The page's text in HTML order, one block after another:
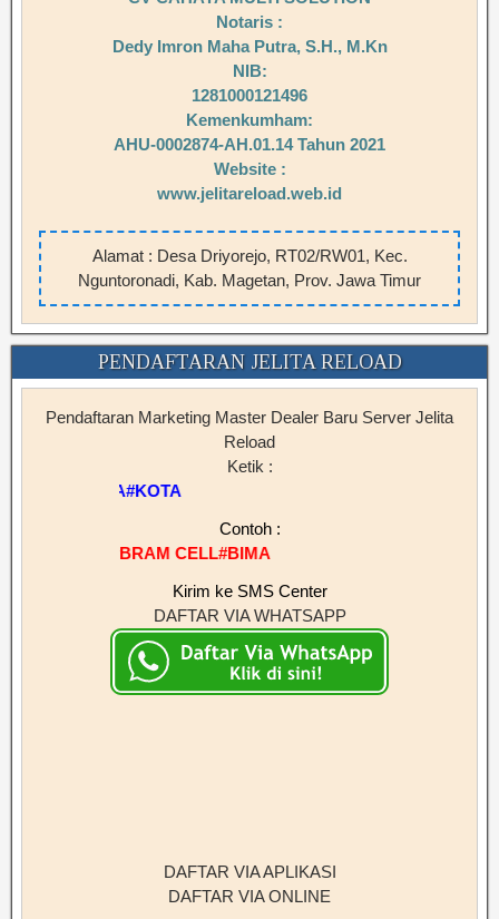
Notaris :
Dedy Imron Maha Putra, S.H., M.Kn
NIB:
1281000121496
Kemenkumham:
AHU-0002874-AH.01.14 Tahun 2021
Website :
www.jelitareload.web.id
Alamat : Desa Driyorejo, RT02/RW01, Kec.
Nguntoronadi, Kab. Magetan, Prov. Jawa Timur
PENDAFTARAN JELITA RELOAD
Pendaftaran Marketing Master Dealer Baru Server Jelita
Reload
Ketik :
Contoh :
CELL#BIMA
Kirim ke SMS Center
DAFTAR VIA WHATSAPP
DAFTAR VIA APLIKASI
DAFTAR VIA ONLINE